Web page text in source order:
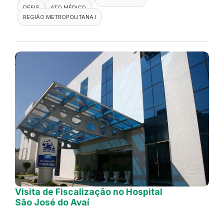
DEFIS
ATO MÉDICO
REGIÃO METROPOLITANA I
Visita de Fiscalização no Hospital
São José do Avaí